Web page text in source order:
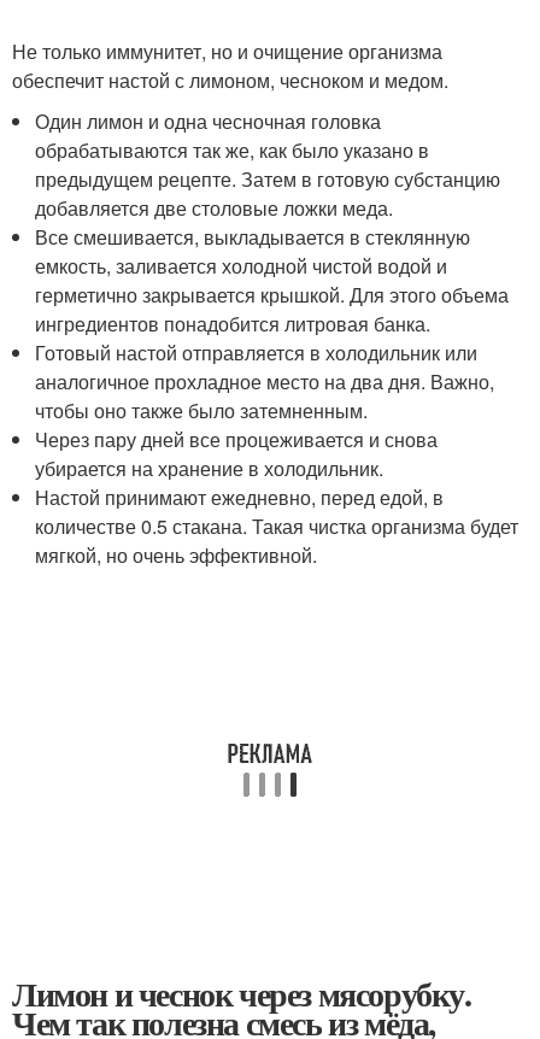
Не только иммунитет, но и очищение организма
обеспечит настой с лимоном, чесноком и медом.
Один лимон и одна чесночная головка
обрабатываются так же, как было указано в
предыдущем рецепте. Затем в готовую субстанцию
добавляется две столовые ложки меда.
Все смешивается, выкладывается в стеклянную
емкость, заливается холодной чистой водой и
герметично закрывается крышкой. Для этого объема
ингредиентов понадобится литровая банка.
Готовый настой отправляется в холодильник или
аналогичное прохладное место на два дня. Важно,
чтобы оно также было затемненным.
Через пару дней все процеживается и снова
убирается на хранение в холодильник.
Настой принимают ежедневно, перед едой, в
количестве 0.5 стакана. Такая чистка организма будет
мягкой, но очень эффективной.
Лимон и чеснок через мясорубку.
Чем так полезна смесь из мёда,